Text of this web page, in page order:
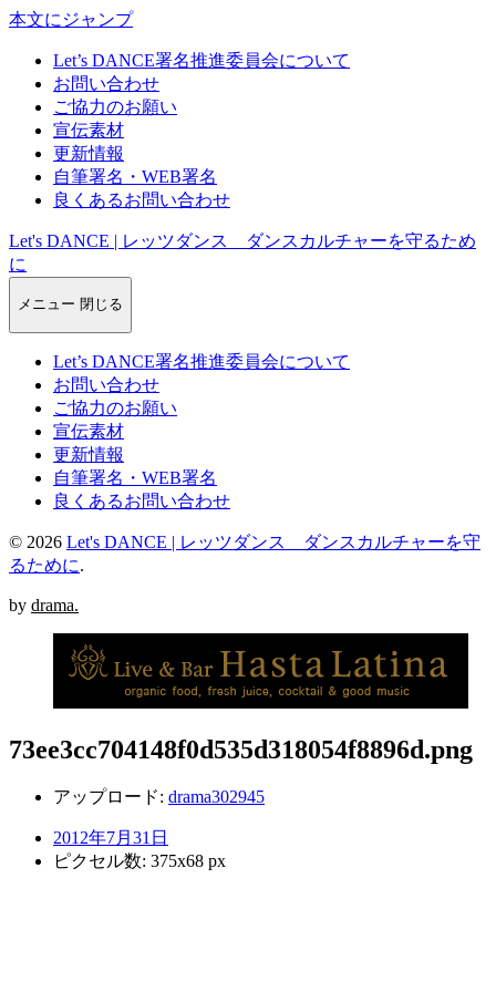
本文にジャンプ
Let’s DANCE署名推進委員会について
お問い合わせ
ご協力のお願い
宣伝素材
更新情報
自筆署名・WEB署名
良くあるお問い合わせ
Let's DANCE | レッツダンス ダンスカルチャーを守るため
に
メニュー 閉じる
Let’s DANCE署名推進委員会について
お問い合わせ
ご協力のお願い
宣伝素材
更新情報
自筆署名・WEB署名
良くあるお問い合わせ
© 2026 Let's DANCE | レッツダンス ダンスカルチャーを守
るために.
by drama.
73ee3cc704148f0d535d318054f8896d.png
アップロード: drama302945
2012年7月31日
ピクセル数: 375x68 px